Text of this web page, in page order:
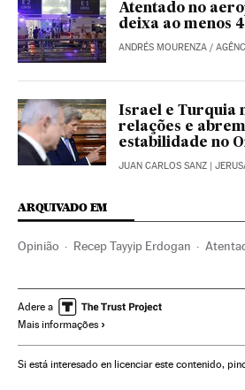
Atentado no
deixa ao menos
ANDRÉS MOURENZA /
Israel e Turquia
relações e
estabilidade no
JUAN CARLOS SANZ |
ARQUIVADO EM
Opinião Recep Tayyip Erdogan
Atentados bomba Atentados mortais
Europa Leste
Oriente médio Europa Sul Ásia
Adere a
Mais informações
Si está interesado en licenciar este contenido,